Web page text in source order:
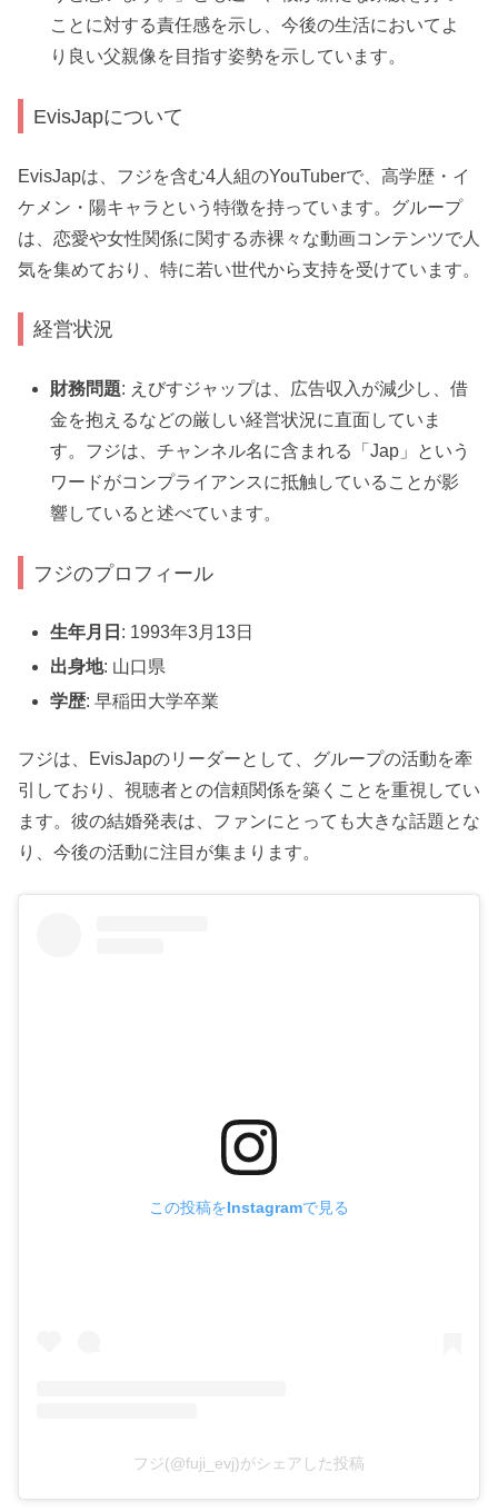
ことに対する責任感を示し、今後の生活においてよ
り良い父親像を目指す姿勢を示しています。
EvisJapについて
EvisJapは、フジを含む4人組のYouTuberで、高学歴・イ
ケメン・陽キャラという特徴を持っています。グループ
は、恋愛や女性関係に関する赤裸々な動画コンテンツで人
気を集めており、特に若い世代から支持を受けています。
経営状況
財務問題: えびすジャップは、広告収入が減少し、借
金を抱えるなどの厳しい経営状況に直面していま
す。フジは、チャンネル名に含まれる「Jap」という
ワードがコンプライアンスに抵触していることが影
響していると述べています。
フジのプロフィール
生年月日 : 1993年3月13日
出身地: 山口県
学歴: 早稲田大学卒業
フジは、EvisJapのリーダーとして、グループの活動を牽
引しており、視聴者との信頼関係を築くことを重視してい
ます。彼の結婚発表は、ファンにとっても大きな話題とな
り、今後の活動に注目が集まります。
この投稿をInstagramで見る
フジ(@fuji_evj)がシェアした投稿